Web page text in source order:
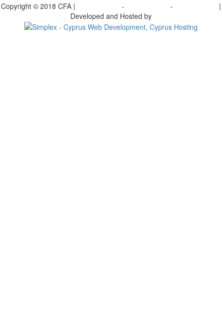
Copyright © 2018 CFA | - -
|
Developed and Hosted by